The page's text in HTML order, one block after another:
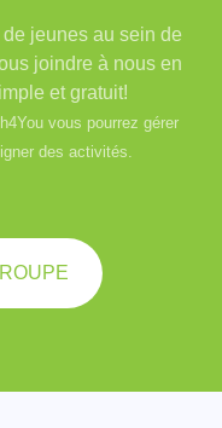
jeunes au sein de
joindre à nous en
et gratuit!
vous pourrez gérer
des activités.